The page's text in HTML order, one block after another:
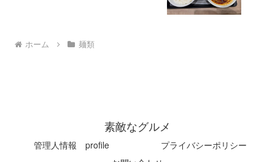
ホーム 麺類
素敵なグルメ
管理人情報 profile
プライバシーポリシー